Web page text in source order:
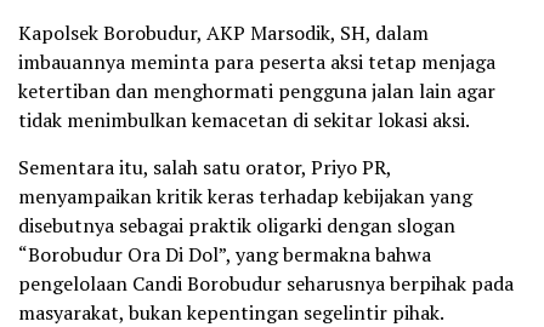
Kapolsek Borobudur, AKP Marsodik, SH, dalam
imbauannya meminta para peserta aksi tetap menjaga
ketertiban dan menghormati pengguna jalan lain agar
tidak menimbulkan kemacetan di sekitar lokasi aksi.
Sementara itu, salah satu orator, Priyo PR,
menyampaikan kritik keras terhadap kebijakan yang
disebutnya sebagai praktik oligarki dengan slogan
“Borobudur Ora Di Dol”, yang bermakna bahwa
pengelolaan Candi Borobudur seharusnya berpihak pada
masyarakat, bukan kepentingan segelintir pihak.